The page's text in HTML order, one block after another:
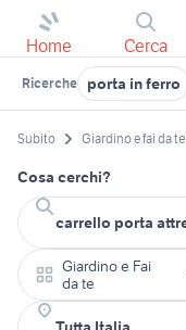
Home Cerca
Ricerche porta in ferro
Subito Giardino e fai da te
Cosa cerchi?
Giardino e Fai
da te